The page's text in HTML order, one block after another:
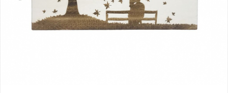
Cutii pentru poze si stick usb botez
Panouri si rame decor botez